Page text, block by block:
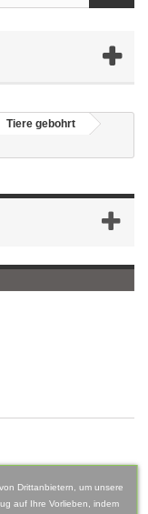
Tiere gebohrt
Drittanbietern, um unsere
auf Ihre Vorlieben, indem